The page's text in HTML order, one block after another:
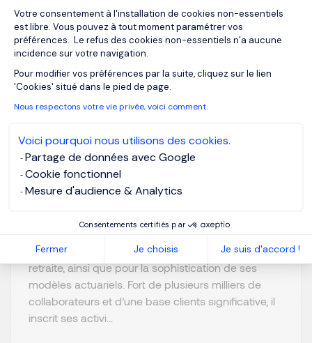
Votre consentement à l'installation de cookies non-essentiels
est libre. Vous pouvez à tout moment paramétrer vos
préférences. Le refus des cookies non-essentiels n’a aucune
incidence sur votre navigation.
Pour modifier vos préférences par la suite, cliquez sur le lien
'Cookies' situé dans le pied de page.
Nous respectons votre vie privée, voici comment.
Voici pourquoi nous utilisons des cookies.
Partage de données avec Google
Cookie fonctionnel
Mesure d'audience & Analytics
Consentements certifiés par
Fermer Je choisis Je suis d'accord !
Actuaire sénior
Provisionnement IARD
& Santé F/H
de-France
CDI
par an
Publiée depuis :
’assurance en France, reconnu pour la qualité de
ses expertises en assurance vie, épargne et
retraite, ainsi que pour la sophistication de ses
modèles actuariels. Fort de plusieurs milliers de
collaborateurs et d’une base clients significative, il
inscrit ses activi...